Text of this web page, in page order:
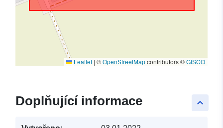
Leaflet | ©OpenStreetMapcontributors ©GISCO
keyboard_arrow_up
Doplňující informace